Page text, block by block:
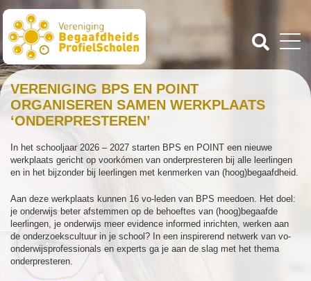
VERENIGING BPS EN POINT
ORGANISEREN SAMEN WERKPLAATS
‘ONDERPRESTEREN’
In het schooljaar 2026 – 2027 starten BPS en POINT een nieuwe
werkplaats gericht op voorkómen van onderpresteren bij alle leerlingen
en in het bijzonder bij leerlingen met kenmerken van (hoog)begaafdheid.
Aan deze werkplaats kunnen 16 vo-leden van BPS meedoen. Het doel:
je onderwijs beter afstemmen op de behoeftes van (hoog)begaafde
leerlingen, je onderwijs meer evidence informed inrichten, werken aan
de onderzoekscultuur in je school? In een inspirerend netwerk van vo-
onderwijsprofessionals en experts ga je aan de slag met het thema
onderpresteren.